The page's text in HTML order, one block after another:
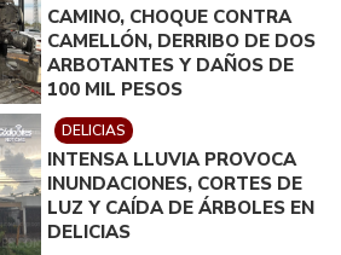
CAMINO, CHOQUE CONTRA
CAMELLÓN, DERRIBO DE DOS
ARBOTANTES Y DAÑOS DE
100 MIL PESOS
DELICIAS
INTENSA LLUVIA PROVOCA
INUNDACIONES, CORTES DE
LUZ Y CAÍDA DE ÁRBOLES EN
DELICIAS